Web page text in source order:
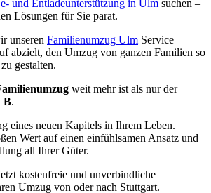
und Entladeunterstützung in Ulm suchen –
Lösungen für Sie parat.
unseren Familienumzug Ulm Service
abzielt, den Umzug von ganzen Familien so
gestalten.
weit mehr ist als nur der
B.
eines neuen Kapitels in Ihrem Leben.
Wert auf einen einfühlsamen Ansatz und
all Ihrer Güter.
kostenfreie und unverbindliche
Umzug von oder nach Stuttgart.